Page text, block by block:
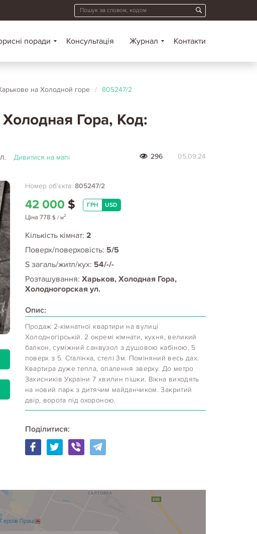
поради Консультація Журнал Контакти
на Холодной горе / 805247/2
Гора, Код:
Дивитися на мапі 296 05.09.24
Номер об'єкта: 805247/2
42 000 $ ГРН USD
Ціна 778 $ / м2
Кількість кімнат: 2
Поверх/поверховість: 5/5
S загаль/житл/кух: 54/-/-
Розташування: Харьков, Холодная Гора,
Холодногорская ул.
Опис:
Продаж 2-кімнатної квартири на вулиці
Холодногірській. 2 окремі кімнати, кухня, великий
балкон, суміжний санвузол з душовою кабіною. 5
поверх з 5. Сталінка, стелі 3м. Поміняний весь дах.
Квартира дуже тепла, опалення зверху. До метро
Захисників України 7 хвилин пішки. Вікна виходять
на новий парк з дитячим майданчиком. Закритий
двір, ворота під охороною.
Поділитися: